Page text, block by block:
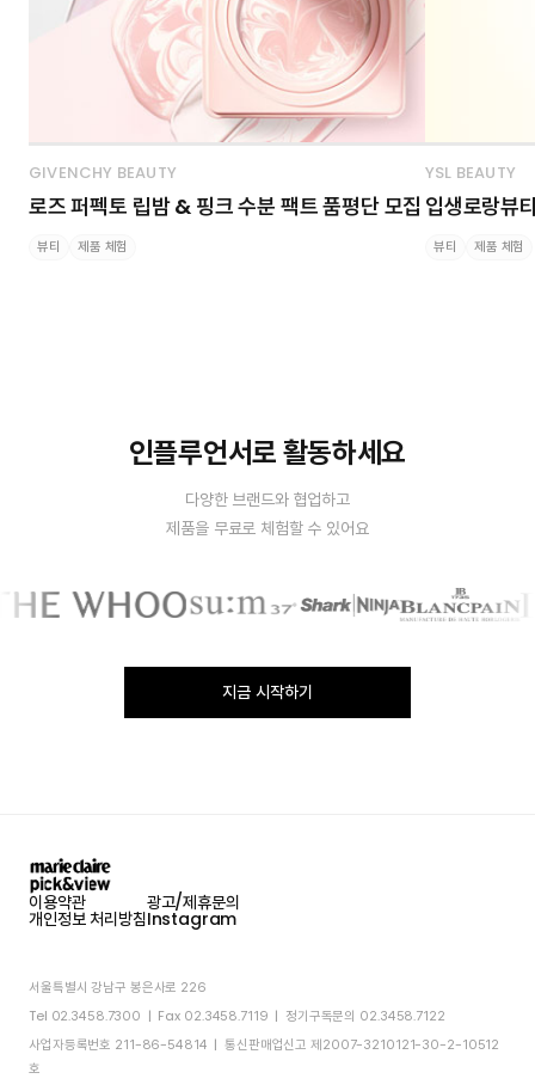
GIVENCHY BEAUTY
로즈 퍼펙토 립밤 & 핑크 수분 팩트 품평단 모집
뷰티 제품 체험
YSL BEAUTY
입생로랑뷰
뷰티 제품 체험
인플루언서로 활동하세요
다양한 브랜드와 협업하고
제품을 무료로 체험할 수 있어요
지금 시작하기
이용약관
개인정보 처리방침
광고/제휴문의
Instagram
서울특별시 강남구 봉은사로 226
Tel 02.3458.7300 | Fax 02.3458.7119 | 정기구독문의 02.3458.7122
사업자등록번호 211-86-54814 | 통신판매업신고 제2007-3210121-30-2-10512
호